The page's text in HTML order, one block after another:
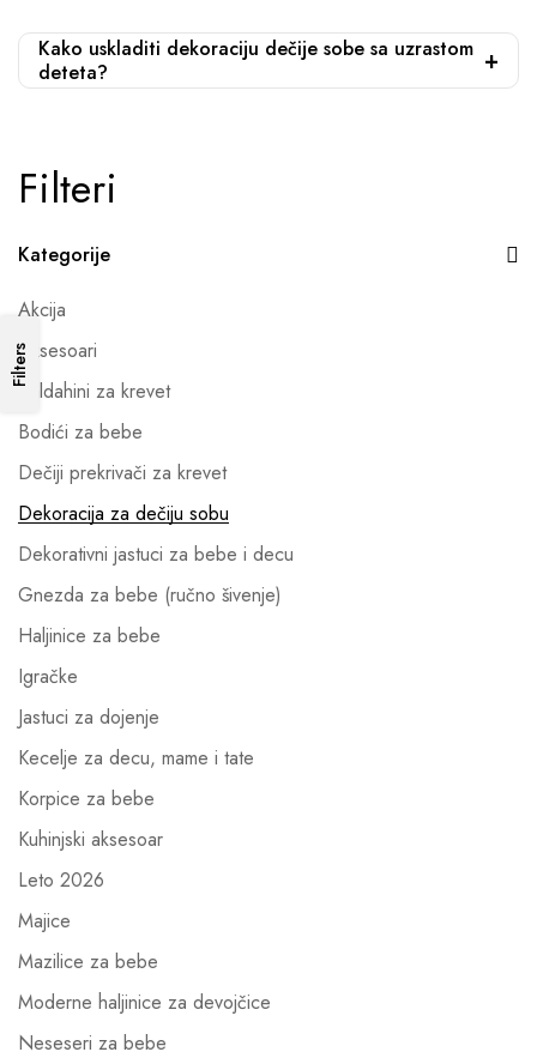
Filteri
Kategorije
Akcija
Aksesoari
Baldahini za krevet
Bodići za bebe
Dečiji prekrivači za krevet
Dekoracija za dečiju sobu
Dekorativni jastuci za bebe i decu
Gnezda za bebe (ručno šivenje)
Haljinice za bebe
Igračke
Jastuci za dojenje
Kecelje za decu, mame i tate
Korpice za bebe
Kuhinjski aksesoar
Leto 2026
Majice
Mazilice za bebe
Moderne haljinice za devojčice
Neseseri za bebe
Filters
Kako uskladiti dekoraciju dečije sobe sa uzrastom
deteta?